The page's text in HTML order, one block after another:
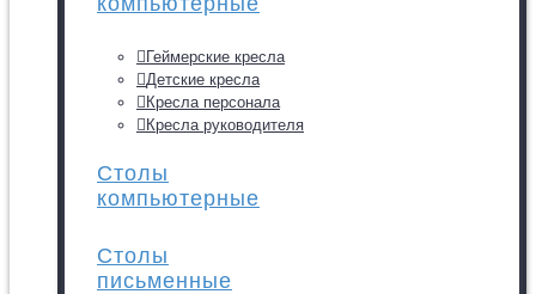
Геймерские кресла
Детские кресла
Кресла персонала
Кресла руководителя
Столы
компьютерные
Столы
письменные